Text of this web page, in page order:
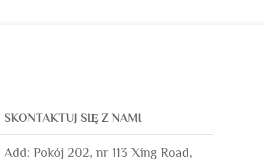
SKONTAKTUJ SIĘ Z NAMI
Add: Pokój 202, nr 113 Xing Road,